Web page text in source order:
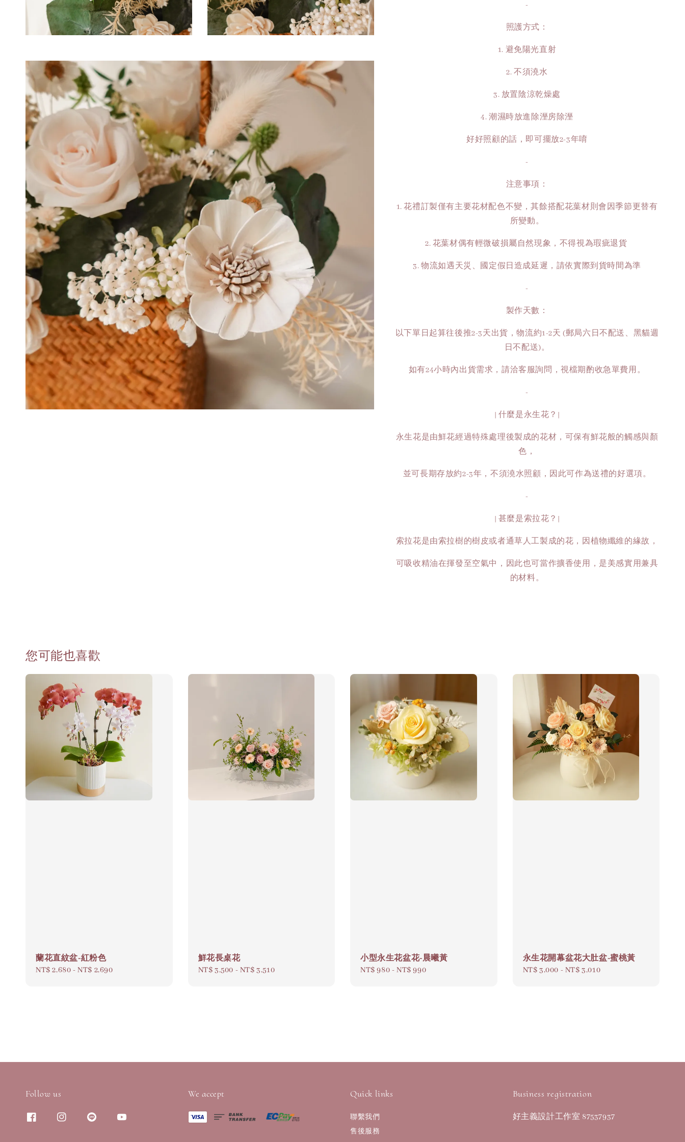
-
照護方式：
1. 避免陽光直射
2. 不須澆水
3. 放置陰涼乾燥處
4. 潮濕時放進除溼房除溼
好好照顧的話，即可擺放2-3年唷
-
注意事項：
1. 花禮訂製僅有主要花材配色不變，其餘搭配花葉材則會因季節更替有
所變動。
2. 花葉材偶有輕微破損屬自然現象，不得視為瑕疵退貨
3. 物流如遇天災、國定假日造成延遲，請依實際到貨時間為準
-
製作天數：
以下單日起算往後推2-3天出貨，物流約1-2天 (郵局六日不配送、黑貓週
日不配送)。
如有24小時內出貨需求，請洽客服詢問，視檔期酌收急單費用。
-
| 什麼是永生花？|
永生花是由鮮花經過特殊處理後製成的花材，可保有鮮花般的觸感與顏
色，
並可長期存放約2-3年，不須澆水照顧，因此可作為送禮的好選項。
-
| 甚麼是索拉花？|
索拉花是由索拉樹的樹皮或者通草人工製成的花，因植物纖維的緣故，
可吸收精油在揮發至空氣中，因此也可當作擴香使用，是美感實用兼具
的材料。
您可能也喜歡
蘭花直紋盆-紅粉色
Regular
NT$ 2,680 -NT$ 2,690
鮮花長桌花
Regular
NT$ 3,500 - NT$ 3,510
小型永生花盆花-晨曦黃
Regular
NT$ 980 -NT$ 990
永生花開幕盆花大肚盆-蜜桃黃
Regular
NT$ 3,000 - NT$ 3,010
Follow us We accept Quick links
聯繫我們
售後服務
Business registration
好主義設計工作室 87537937